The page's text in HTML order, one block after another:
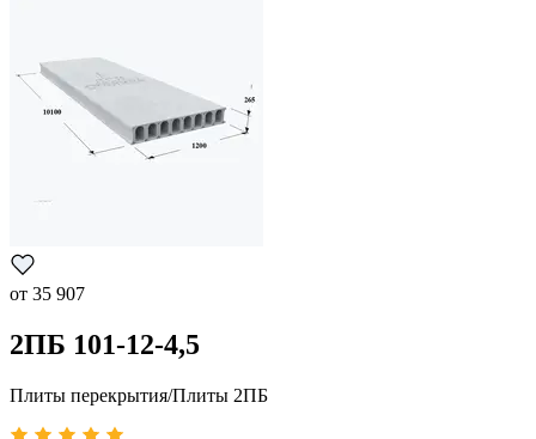
от 35 907
2ПБ 101-12-4,5
Плиты перекрытия/Плиты 2ПБ